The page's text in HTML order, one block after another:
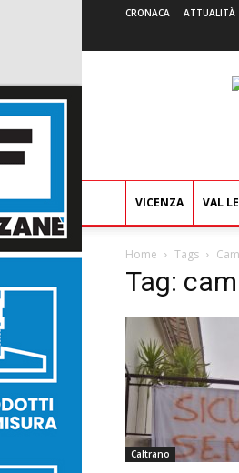
CRONACA ATTUALITÀ
VICENZA VAL
Home Tags
Tag:
Caltrano